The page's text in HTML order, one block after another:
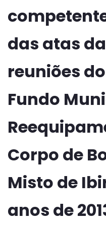
das atas
reuniões do
Fundo
Corpo de
Misto de
anos de